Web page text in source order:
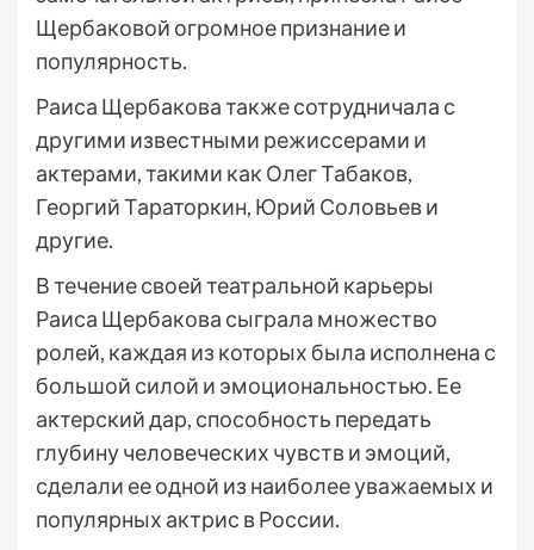
Щербаковой огромное признание и
популярность.
Раиса Щербакова также сотрудничала с
другими известными режиссерами и
актерами, такими как Олег Табаков,
Георгий Тараторкин, Юрий Соловьев и
другие.
В течение своей театральной карьеры
Раиса Щербакова сыграла множество
ролей, каждая из которых была исполнена с
большой силой и эмоциональностью. Ее
актерский дар, способность передать
глубину человеческих чувств и эмоций,
сделали ее одной из наиболее уважаемых и
популярных актрис в России.